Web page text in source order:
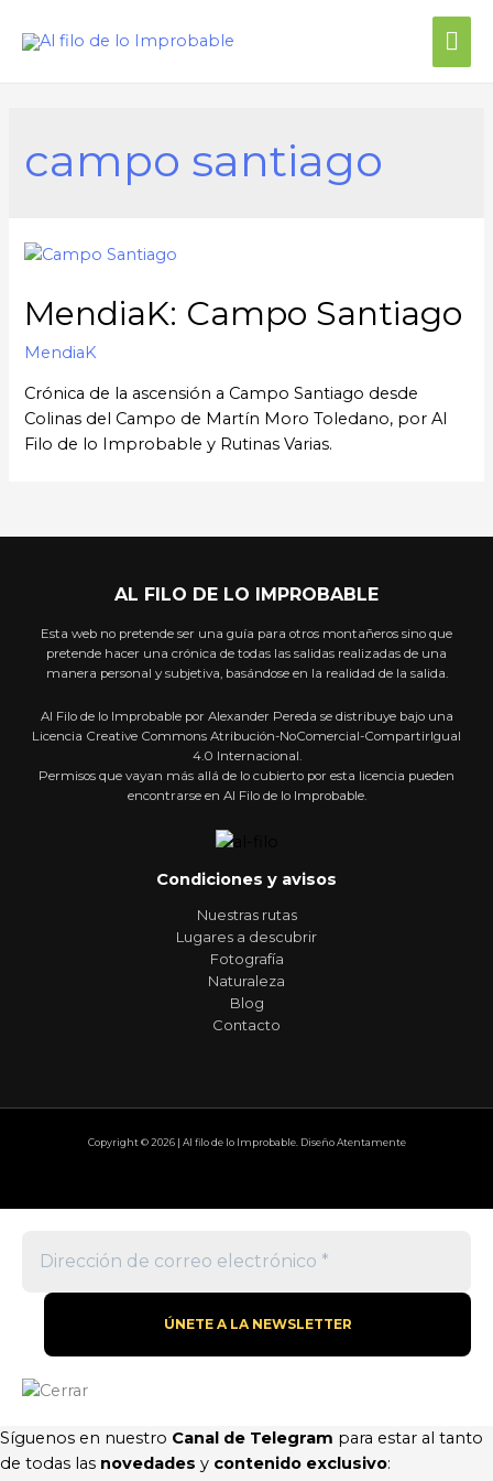
campo santiago
MendiaK: Campo Santiago
MendiaK
Crónica de la ascensión a Campo Santiago desde
Colinas del Campo de Martín Moro Toledano, por Al
Filo de lo Improbable y Rutinas Varias.
AL FILO DE LO IMPROBABLE
Esta web no pretende ser una guía para otros montañeros sino que
pretende hacer una crónica de todas las salidas realizadas de una
manera personal y subjetiva, basándose en la realidad de la salida.
Al Filo de lo Improbable por Alexander Pereda se distribuye bajo una
Licencia Creative Commons Atribución-NoComercial-CompartirIgual
4.0 Internacional.
Permisos que vayan más allá de lo cubierto por esta licencia pueden
encontrarse en Al Filo de lo Improbable.
Condiciones y avisos
Nuestras rutas
Lugares a descubrir
Fotografía
Naturaleza
Blog
Contacto
Copyright © 2026 | Al filo de lo Improbable. Diseño Atentamente
Síguenos en nuestro Canal de Telegram para estar al tanto
de todas las novedades y contenido exclusivo: